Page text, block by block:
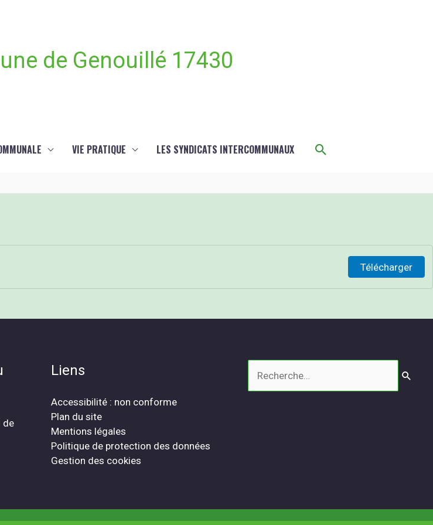
de Genouillé 17430
VIE PRATIQUE LES SYNDICATS INTERCOMMUNAUX Rechercher
Télécharger
de
Liens
Accessibilité : non conforme
Plan du site
Mentions légales
Politique de protection des données
Gestion des cookies